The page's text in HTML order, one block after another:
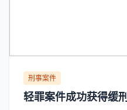
刑事案件
轻罪案件成功获得缓刑